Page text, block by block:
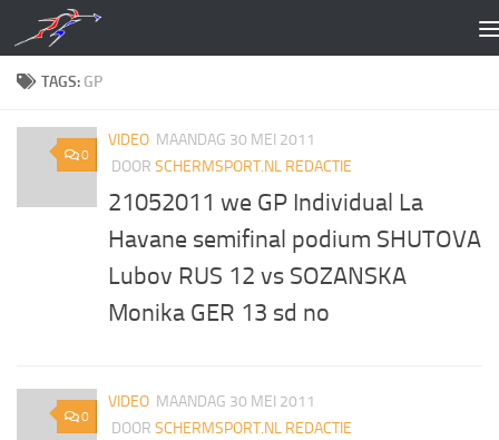
Doorgaan naar inhoud
TAGS: GP
0
VIDEO MAANDAG 30 MEI 2011
DOOR SCHERMSPORT.NL REDACTIE
21052011 we GP Individual La
Havane semifinal podium SHUTOVA
Lubov RUS 12 vs SOZANSKA
Monika GER 13 sd no
0
VIDEO MAANDAG 30 MEI 2011
DOOR SCHERMSPORT.NL REDACTIE